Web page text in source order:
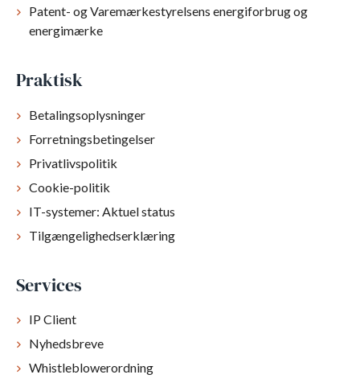
Patent- og Varemærkestyrelsens energiforbrug og
energimærke
Praktisk
Betalingsoplysninger
Forretningsbetingelser
Privatlivspolitik
Cookie-politik
IT-systemer: Aktuel status
Tilgængelighedserklæring
Services
IP Client
Nyhedsbreve
Whistleblowerordning